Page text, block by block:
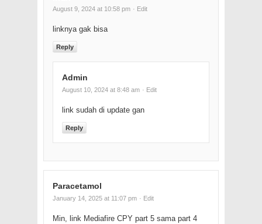
August 9, 2024 at 10:58 pm · Edit
linknya gak bisa
Reply
Admin
August 10, 2024 at 8:48 am · Edit
link sudah di update gan
Reply
Paracetamol
January 14, 2025 at 11:07 pm · Edit
Min, link Mediafire CPY part 5 sama part 4